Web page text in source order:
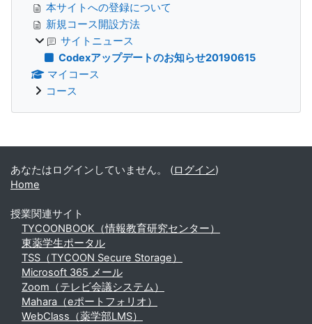
本サイトへの登録について
新規コース開設方法
サイトニュース
Codexアップデートのお知らせ20190615
マイコース
コース
補助ブロック
あなたはログインしていません。 (ログイン)
Home
授業関連サイト
TYCOONBOOK（情報教育研究センター）
東薬学生ポータル
TSS（TYCOON Secure Storage）
Microsoft 365 メール
Zoom（テレビ会議システム）
Mahara（eポートフォリオ）
WebClass（薬学部LMS）